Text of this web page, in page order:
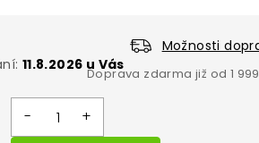
Možnosti
11.8.2026